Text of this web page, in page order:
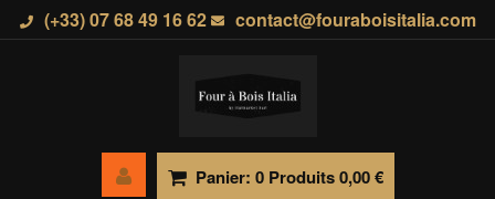
(+33) 07 68 49 16 62 contact@fouraboisitalia.com
Panier: 0 Produits 0,00 €